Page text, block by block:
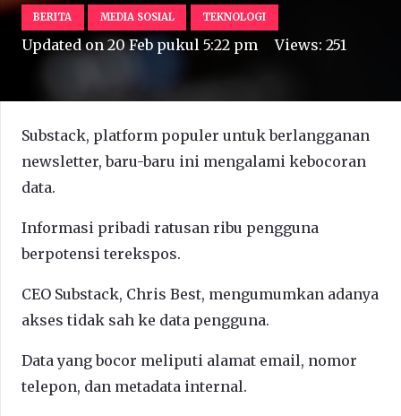
BERITA MEDIA SOSIAL TEKNOLOGI
Updated on20 Feb pukul 5:22 pm Views:251
Substack, platform populer untuk berlangganan
newsletter, baru-baru ini mengalami kebocoran
data.
Informasi pribadi ratusan ribu pengguna
berpotensi terekspos.
CEO Substack, Chris Best, mengumumkan adanya
akses tidak sah ke data pengguna.
Data yang bocor meliputi alamat email, nomor
telepon, dan metadata internal.